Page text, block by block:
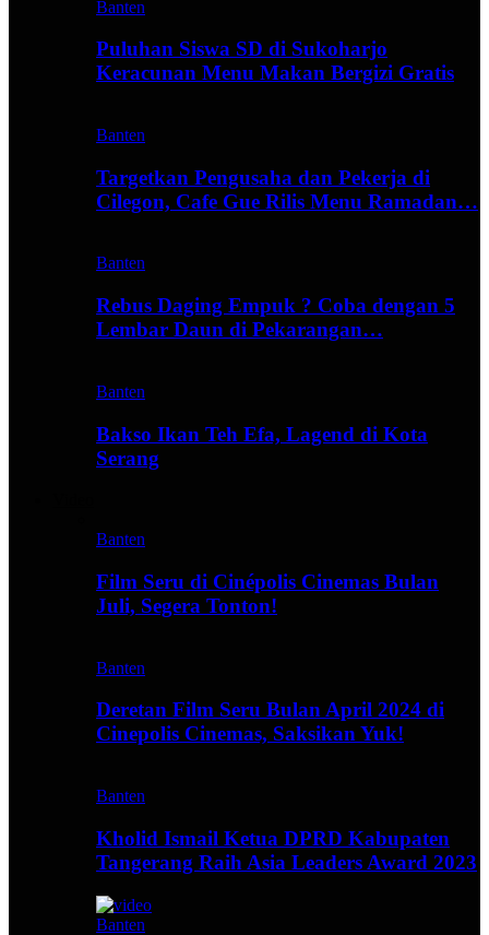
Banten
Puluhan Siswa SD di Sukoharjo
Keracunan Menu Makan Bergizi Gratis
Banten
Targetkan Pengusaha dan Pekerja di
Cilegon, Cafe Gue Rilis Menu Ramadan…
Banten
Rebus Daging Empuk ? Coba dengan 5
Lembar Daun di Pekarangan…
Banten
Bakso Ikan Teh Efa, Lagend di Kota
Serang
Banten
Film Seru di Cinépolis Cinemas Bulan
Juli, Segera Tonton!
Banten
Deretan Film Seru Bulan April 2024 di
Cinepolis Cinemas, Saksikan Yuk!
Banten
Kholid Ismail Ketua DPRD Kabupaten
Tangerang Raih Asia Leaders Award 2023
Banten